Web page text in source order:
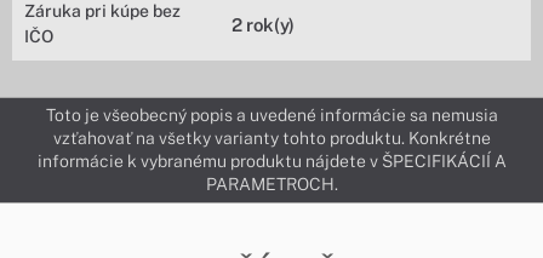
Záruka pri kúpe bez
IČO
2 rok(y)
Toto je všeobecný popis a uvedené informácie sa nemusia
vzťahovať na všetky varianty tohto produktu. Konkrétne
informácie k vybranému produktu nájdete v ŠPECIFIKÁCIÍ A
PARAMETROCH.